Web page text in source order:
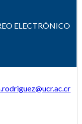
ELECTRÓNICO